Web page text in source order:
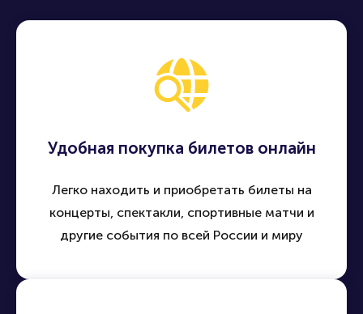
Удобная покупка билетов онлайн
Легко находить и приобретать билеты на
концерты, спектакли, спортивные матчи и
другие события по всей России и миру